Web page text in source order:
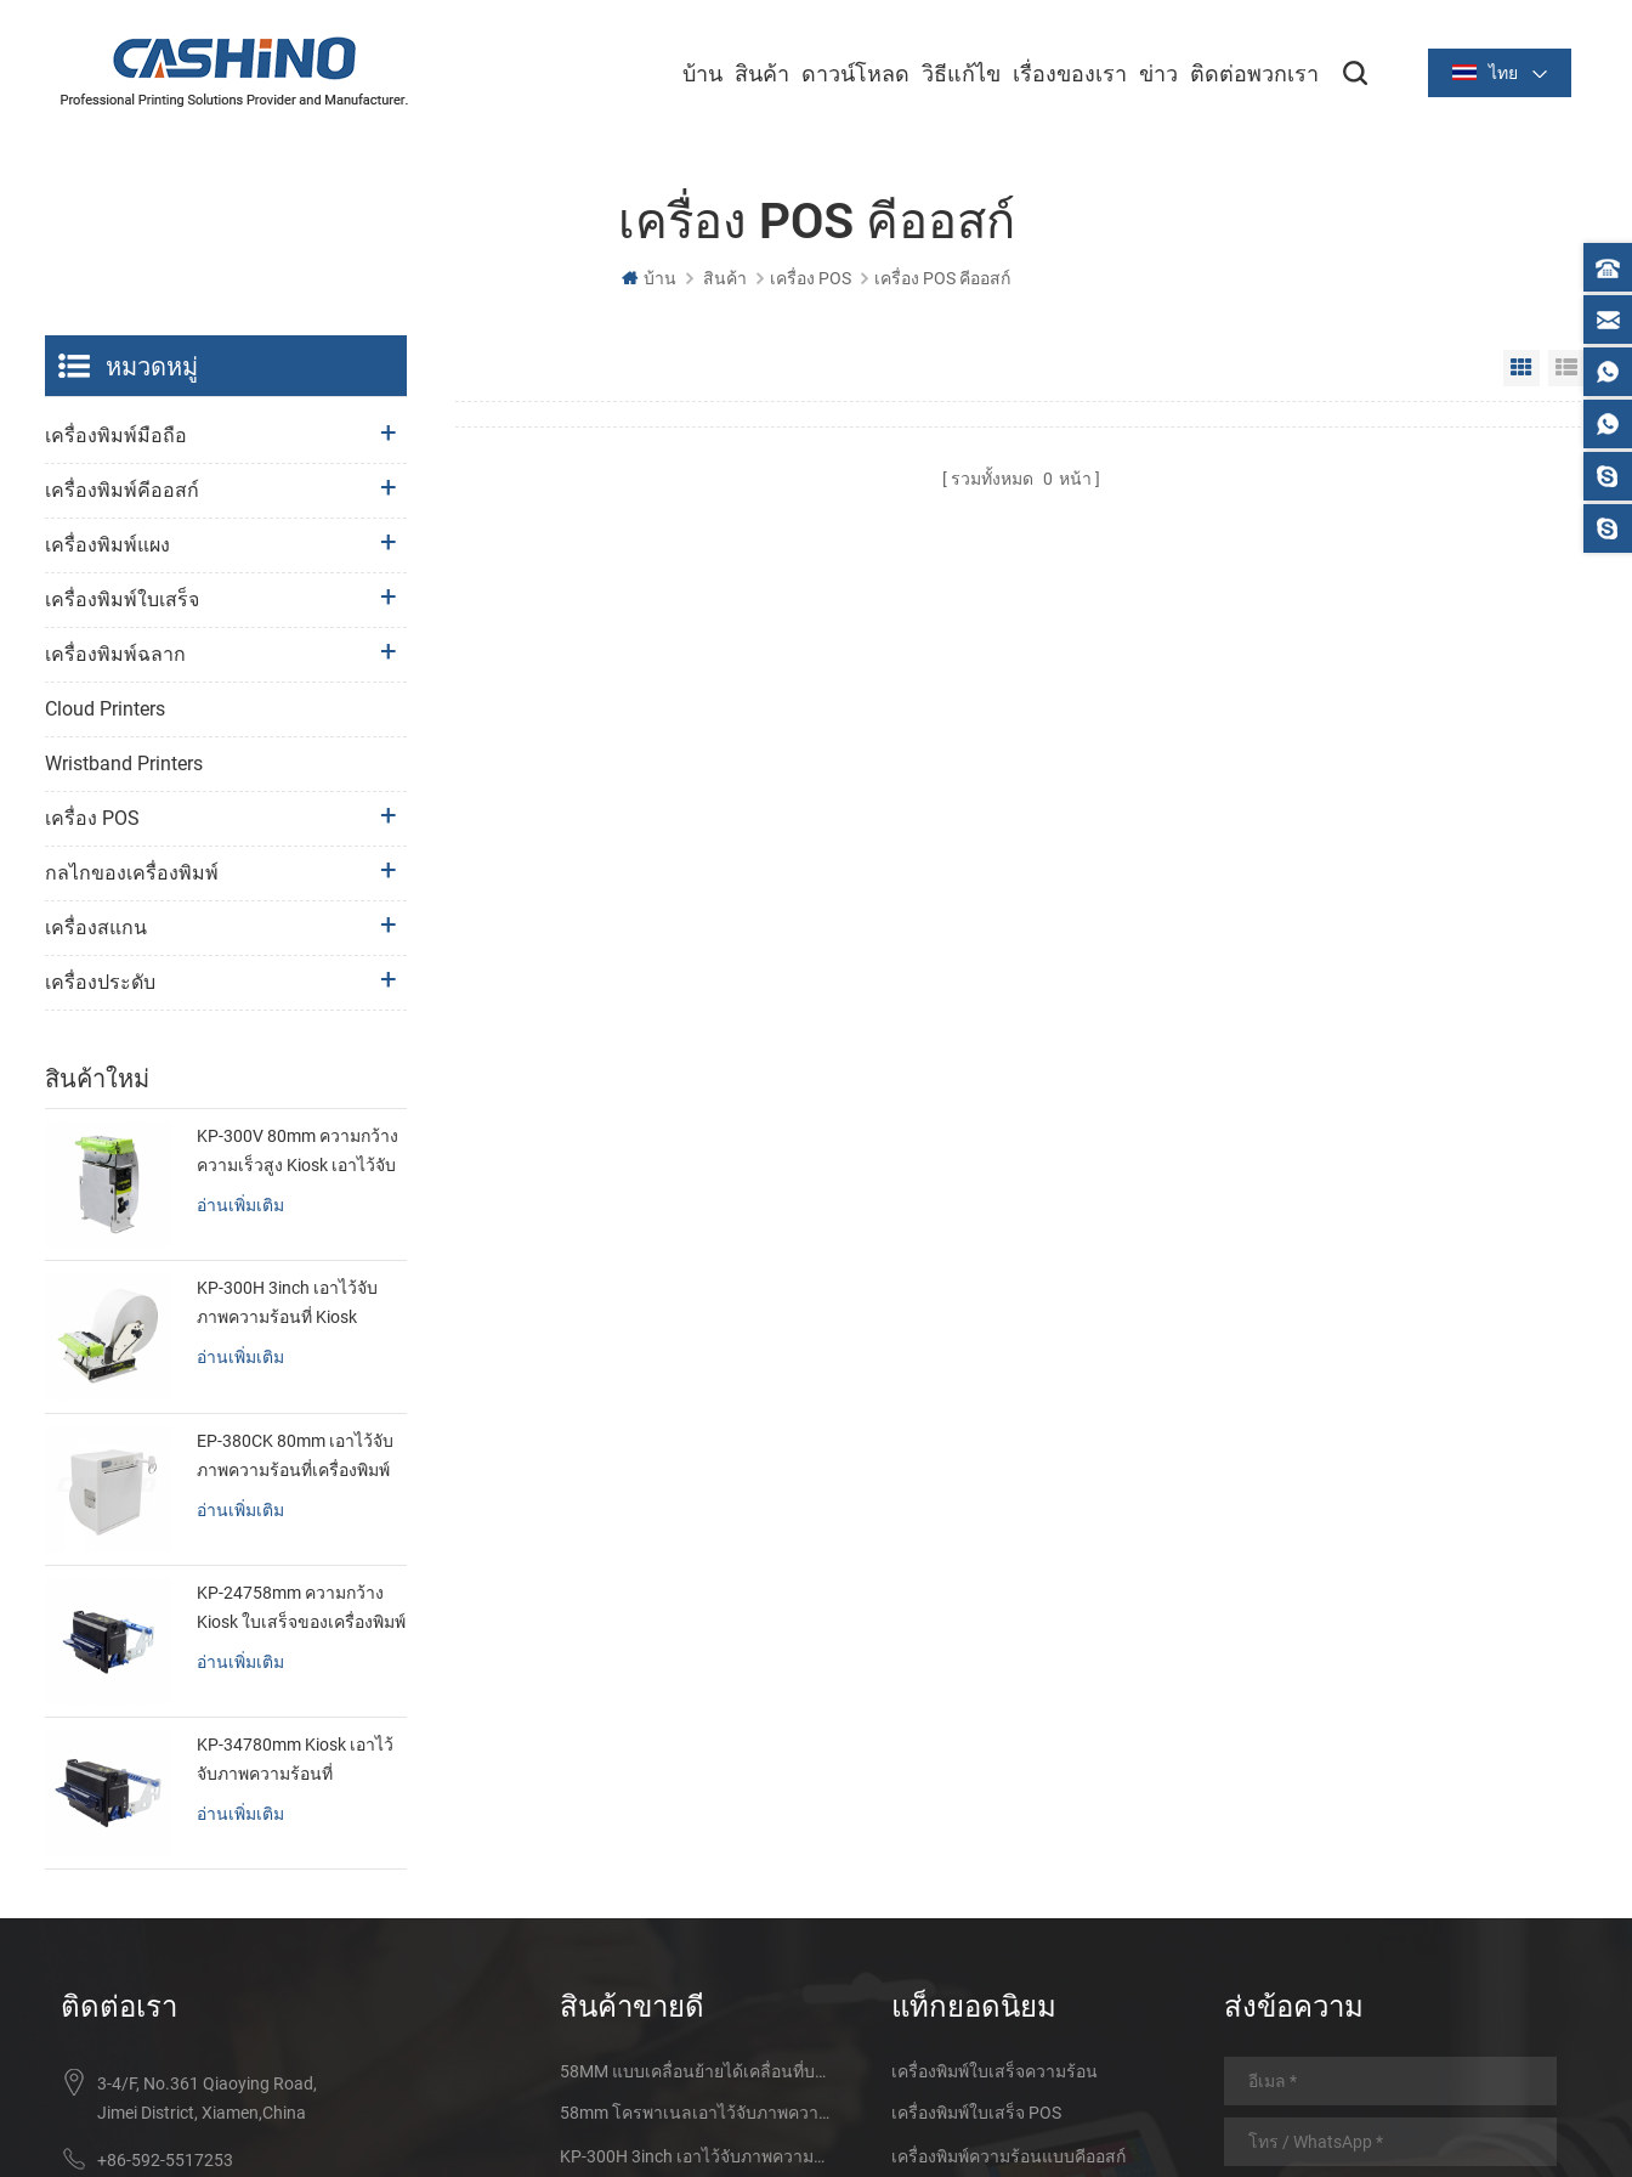
ไทย
บ้าน สินค้า ดาวน์โหลด วิธีแก้ไข เรื่องของเรา ข่าว ติดต่อพวกเรา
เครื่อง POS คีออสก์
บ้าน สินค้า เครื่อง POS เครื่อง POS คีออสก์
Grid View
List
รวมทั้งหมด 0 หน้า
หมวดหมู่
เครื่องพิมพ์มือถือ
เครื่องพิมพ์คีออสก์
เครื่องพิมพ์แผง
เครื่องพิมพ์ใบเสร็จ
เครื่องพิมพ์ฉลาก
Cloud Printers
Wristband Printers
เครื่อง POS
กลไกของเครื่องพิมพ์
เครื่องสแกน
เครื่องประดับ
สินค้าใหม่
KP-300V 80mm ความกว้าง
ความเร็วสูง Kiosk เอาไว้จับ
ภาพความร้อนที่เครื่องพิมพ์
อ่านเพิ่มเติม
KP-300H 3inch เอาไว้จับ
ภาพความร้อนที่ Kiosk
เครื่องพิมพ์ศูนย์ควบคุม kde
อ่านเพิ่มเติม
EP-380CK 80mm เอาไว้จับ
ภาพความร้อนที่เครื่องพิมพ์
ด้วปิดล็อค
อ่านเพิ่มเติม
KP-24758mm ความกว้าง
Kiosk ใบเสร็จของเครื่องพิมพ์
อ่านเพิ่มเติม
KP-34780mm Kiosk เอาไว้
จับภาพความร้อนที่
เครื่องพิมพ์
อ่านเพิ่มเติม
ติดต่อเรา
3-4/F, No.361 Qiaoying Road,
Jimei District, Xiamen,China
+86-592-5517253
สินค้าขายดี
58MM แบบเคลื่อนย้ายได้เคลื่อนที่บลูทูธเอาไว้จับภาพความร้อนที่เครื่องพิมพ์ PTP-ฉัน
58mm โครพาเนลเอาไว้จับภาพความร้อนที่ใบเสร็จของเครื่องพิมพ์ CSN-A1
KP-300H 3inch เอาไว้จับภาพความร้อนที่ Kiosk เครื่องพิมพ์ศูนย์ควบคุม Kde ในโมดูล
แท็กยอดนิยม
เครื่องพิมพ์ใบเสร็จความร้อน
เครื่องพิมพ์ใบเสร็จ POS
เครื่องพิมพ์ความร้อนแบบคีออสก์
ส่งข้อความ